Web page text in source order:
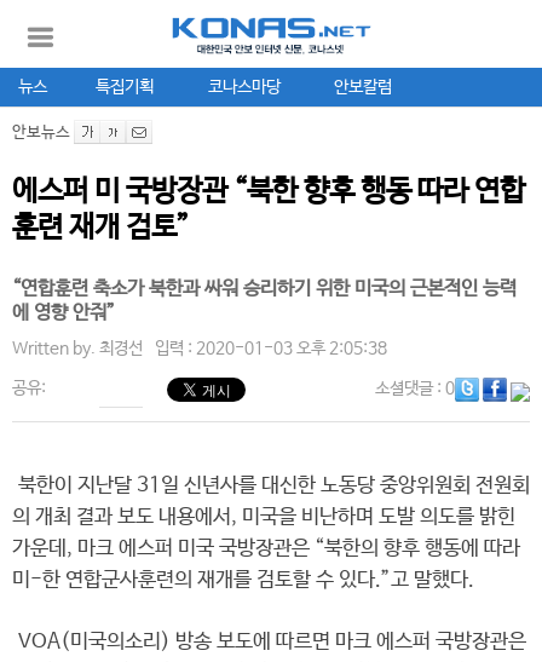
뉴스 특집기획 코나스마당 안보칼럼
안보뉴스
에스퍼 미 국방장관 “북한 향후 행동 따라 연합
훈련 재개 검토”
“연합훈련 축소가 북한과 싸워 승리하기 위한 미국의 근본적인 능력
에 영향 안줘”
Written by. 최경선 입력 : 2020-01-03 오후 2:05:38
공유: 소셜댓글: 0
북한이 지난달 31일 신년사를 대신한 노동당 중앙위원회 전원회
의 개최 결과 보도 내용에서, 미국을 비난하며 도발 의도를 밝힌
가운데, 마크 에스퍼 미국 국방장관은 “북한의 향후 행동에 따라
미-한 연합군사훈련의 재개를 검토할 수 있다.”고 말했다.
VOA(미국의소리) 방송 보도에 따르면 마크 에스퍼 국방장관은